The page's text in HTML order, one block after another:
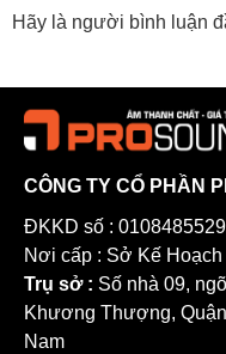
Hãy là người bình luận
CÔNG TY CỔ PHẦN
ĐKKD số :
Nơi cấp : Sở Kế
Trụ sở : Số nhà 09,
Khương Thượng,
Nam